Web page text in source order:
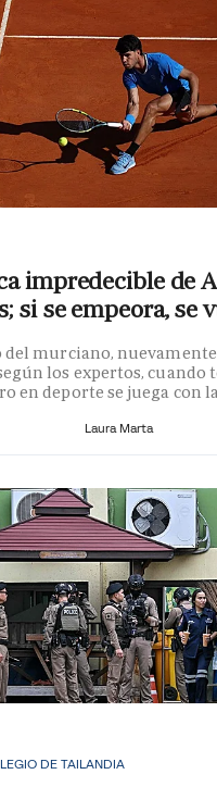
impredecible de
si se empeora, se
del murciano, nuevamente
los expertos, cuando
en deporte se juega con
Laura Marta
DE TAILANDIA